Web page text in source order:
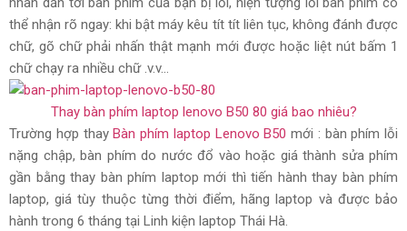
thể nhận rõ ngay: khi bật máy kêu tít tít liên tục, không đánh được
chữ, gõ chữ phải nhấn thật mạnh mới được hoặc liệt nút bấm 1
chữ chạy ra nhiều chữ .v.v…
Thay bàn phím laptop lenovo B50 80 giá bao nhiêu?
Trường hợp thay Bàn phím laptop Lenovo B50 mới : bàn phím lỗi
nặng chập, bàn phím do nước đổ vào hoặc giá thành sửa phím
gần bằng thay bàn phím laptop mới thì tiến hành thay bàn phím
laptop, giá tùy thuộc từng thời điểm, hãng laptop và được bảo
hành trong 6 tháng tại Linh kiện laptop Thái Hà.